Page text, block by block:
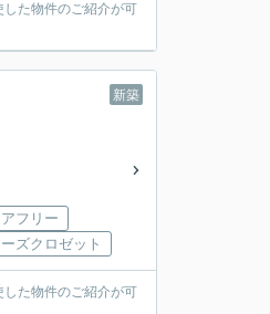
た物件のご紹介が可
新築
フリー
ズクロゼット
た物件のご紹介が可